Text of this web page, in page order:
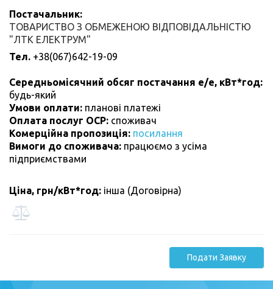
Постачальник:
ТОВАРИСТВО З ОБМЕЖЕНОЮ ВІДПОВІДАЛЬНІСТЮ
"ЛТК ЕЛЕКТРУМ"
Тел. +38(067)642-19-09
Середньомісячний обсяг постачання е/е, кВт*год:
будь-який
Умови оплати: планові платежі
Оплата послуг ОСР: cпоживач
Комерційна пропозиція: посилання
Вимоги до споживача: працюємо з усіма
підприємствами
Ціна, грн/кВт*год: інша (Договірна)
Подати Заявку